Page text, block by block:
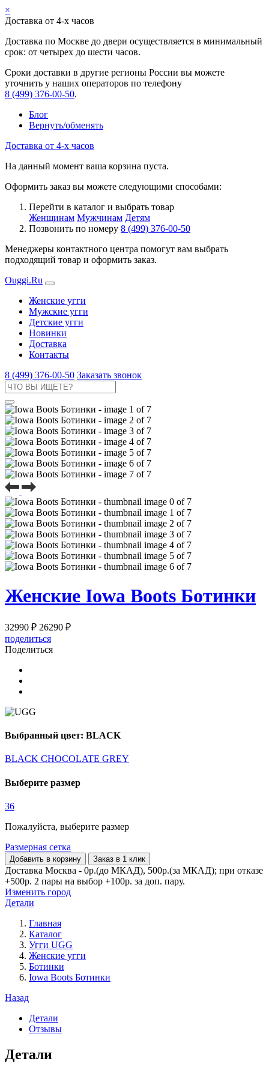
×
Доставка от 4-х часов
Доставка по Москве до двери осуществляется в минимальный
срок: от четырех до шести часов.
Сроки доставки в другие регионы России вы можете
уточнить у наших операторов по телефону
8 (499) 376-00-50.
Блог
Вернуть/обменять
Доставка от 4-х часов
На данный момент ваша корзина пуста.
Оформить заказ вы можете следующими способами:
Перейти в каталог и выбрать товар
Женщинам Мужчинам Детям
Позвонить по номеру 8 (499) 376-00-50
Менеджеры контактного центра помогут вам выбрать
подходящий товар и оформить заказ.
Ouggi.Ru
Женские угги
Мужские угги
Детские угги
Новинки
Доставка
Контакты
8 (499) 376-00-50 Заказать звонок
Женские Iowa Boots Ботинки
32990 ₽ 26290 ₽
поделиться
Поделиться
Выбранный цвет: BLACK
BLACK CHOCOLATE GREY
Выберите размер
36
Пожалуйста, выберите размер
Размерная сетка
Добавить в корзину Заказ в 1 клик
Доставка Москва - 0р.(до МКАД), 500р.(за МКАД); при отказе
+500р. 2 пары на выбор +100р. за доп. пару.
Изменить город
Детали
Главная
Каталог
Угги UGG
Женские угги
Ботинки
Iowa Boots Ботинки
Назад
Детали
Отзывы
Детали